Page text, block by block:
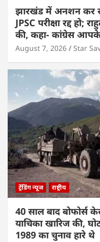
झारखंड में अनशन कर
JPSC परीक्षा रद्द हो;
की, कहा- कांग्रेस
August 7, 2026 Star
ट्रेंडिंग न्यूज राष्ट्रीय
40 साल बाद बोफोर्स
याचिका खारिज की,
1989 का चुनाव हारे थे